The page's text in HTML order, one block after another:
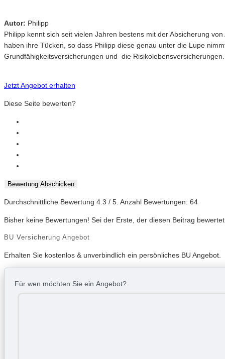
Autor: Philipp
Philipp kennt sich seit vielen Jahren bestens mit der Absicherung
haben ihre Tücken, so dass Philipp diese genau unter die Lupe
Grundfähigkeitsversicherungen und die Risikolebensversicherungen.
Jetzt Angebot erhalten
Diese Seite bewerten?
Bewertung Abschicken
Durchschnittliche Bewertung 4.3 / 5. Anzahl Bewertungen: 64
Bisher keine Bewertungen! Sei der Erste, der diesen Beitrag
BU Versicherung Angebot
Erhalten Sie kostenlos & unverbindlich ein persönliches BU Angebot.
Für wen möchten Sie ein Angebot?